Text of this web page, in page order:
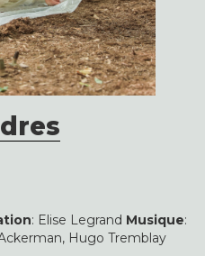
: Elise Legrand Musique:
Hugo Tremblay